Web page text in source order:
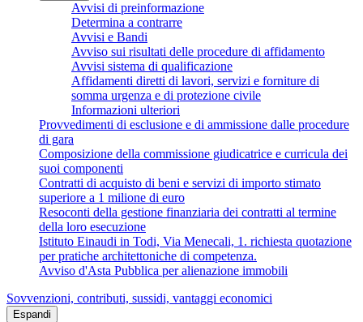
Avvisi di preinformazione
Determina a contrarre
Avvisi e Bandi
Avviso sui risultati delle procedure di affidamento
Avvisi sistema di qualificazione
Affidamenti diretti di lavori, servizi e forniture di
somma urgenza e di protezione civile
Informazioni ulteriori
Provvedimenti di esclusione e di ammissione dalle procedure
di gara
Composizione della commissione giudicatrice e curricula dei
suoi componenti
Contratti di acquisto di beni e servizi di importo stimato
superiore a 1 milione di euro
Resoconti della gestione finanziaria dei contratti al termine
della loro esecuzione
Istituto Einaudi in Todi, Via Menecali, 1. richiesta quotazione
per pratiche architettoniche di competenza.
Avviso d'Asta Pubblica per alienazione immobili
Sovvenzioni, contributi, sussidi, vantaggi economici
Espandi